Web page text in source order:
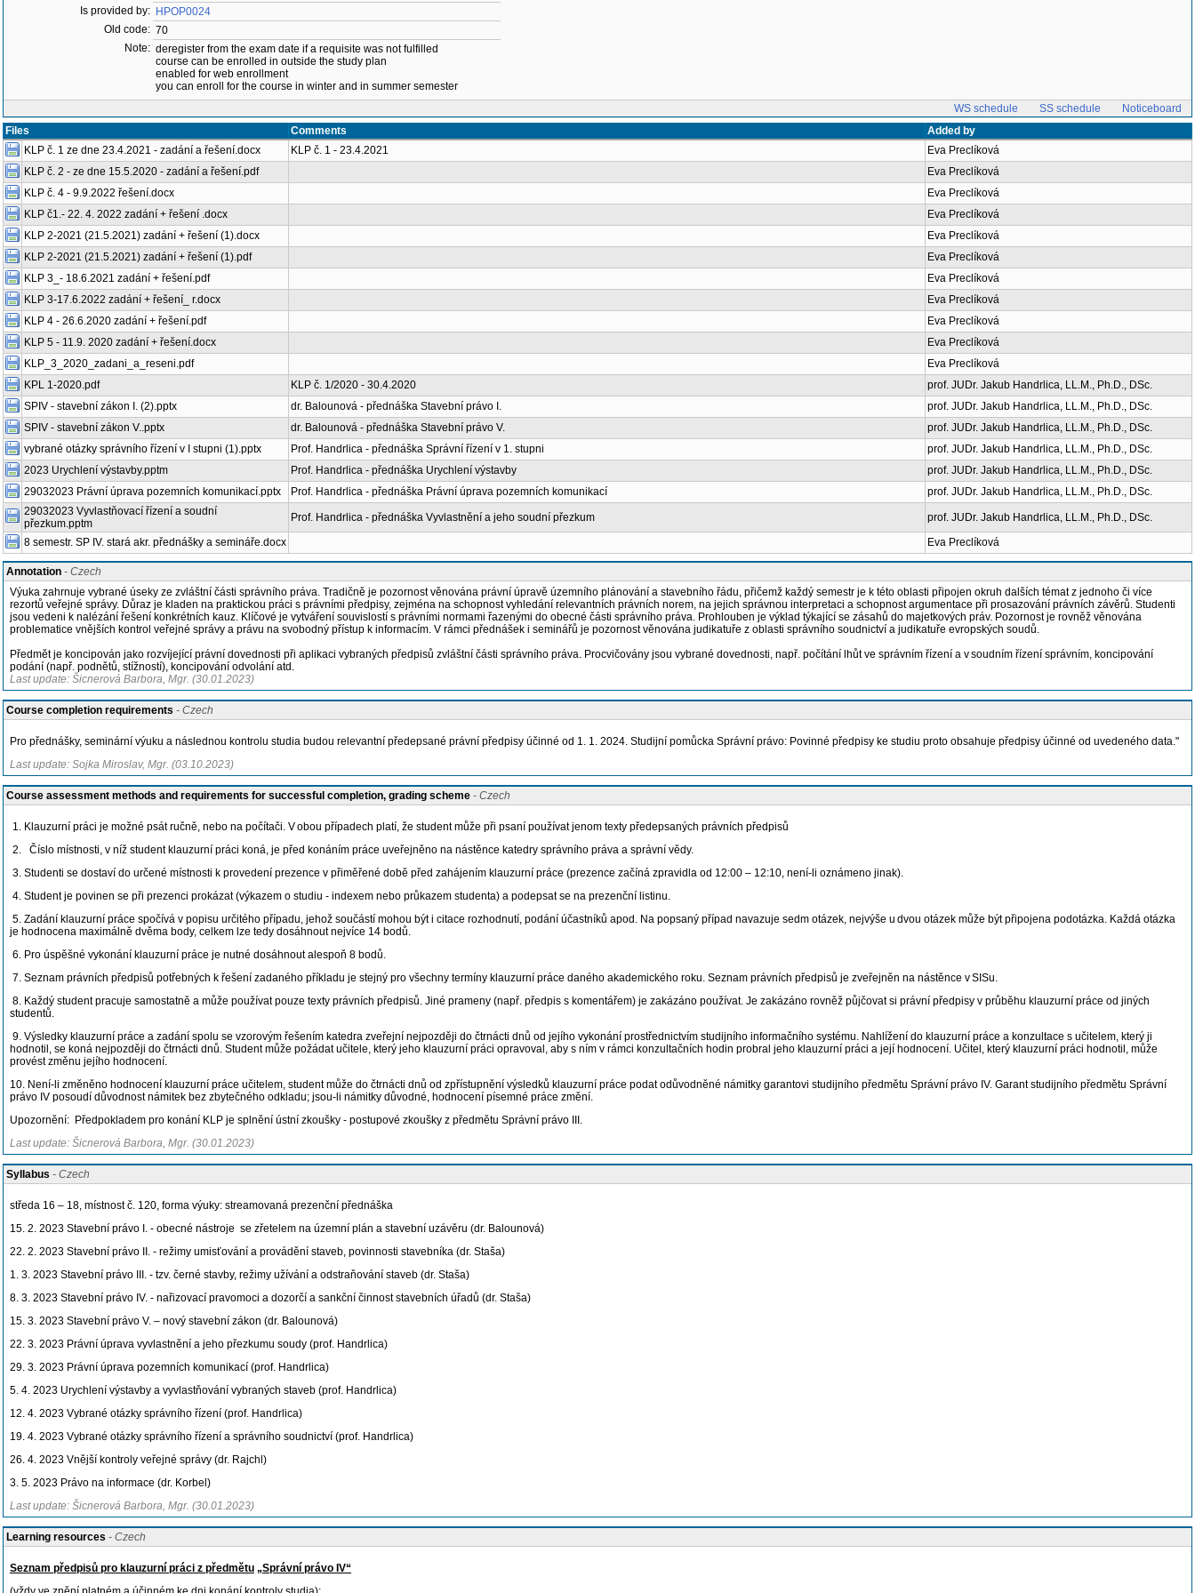
Is provided by: HPOP0024
Old code: 70
Note: deregister from the exam date if a requisite was not fulfilled
course can be enrolled in outside the study plan
enabled for web enrollment
you can enroll for the course in winter and in summer semester
WS schedule SS schedule
Noticeboard
Files
Comments
Added by
KLP č. 1 ze dne 23.4.2021 - zadání a řešení.docx
KLP č. 1 - 23.4.2021
Eva Preclíková
KLP č. 2 - ze dne 15.5.2020 - zadání a řešení.pdf
Eva Preclíková
KLP č. 4 - 9.9.2022 řešení.docx
Eva Preclíková
KLP č1.- 22. 4. 2022 zadání + řešení .docx
Eva Preclíková
KLP 2-2021 (21.5.2021) zadání + řešení (1).docx
Eva Preclíková
KLP 2-2021 (21.5.2021) zadání + řešení (1).pdf
Eva Preclíková
KLP 3_- 18.6.2021 zadání + řešení.pdf
Eva Preclíková
KLP 3-17.6.2022 zadání + řešení_ r.docx
Eva Preclíková
KLP 4 - 26.6.2020 zadání + řešení.pdf
Eva Preclíková
KLP 5 - 11.9. 2020 zadání + řešení.docx
Eva Preclíková
KLP_3_2020_zadani_a_reseni.pdf
Eva Preclíková
KPL 1-2020.pdf
KLP č. 1/2020 - 30.4.2020
prof. JUDr. Jakub Handrlica, LL.M., Ph.D., DSc.
SPIV - stavební zákon I. (2).pptx
dr. Balounová - přednáška Stavební právo I.
prof. JUDr. Jakub Handrlica, LL.M., Ph.D., DSc.
SPIV - stavební zákon V..pptx
dr. Balounová - přednáška Stavební právo V.
prof. JUDr. Jakub Handrlica, LL.M., Ph.D., DSc.
vybrané otázky správního řízení v I stupni (1).pptx
Prof. Handrlica - přednáška Správní řízení v 1. stupni
prof. JUDr. Jakub Handrlica, LL.M., Ph.D., DSc.
2023 Urychlení výstavby.pptm
Prof. Handrlica - přednáška Urychlení výstavby
prof. JUDr. Jakub Handrlica, LL.M., Ph.D., DSc.
29032023 Právní úprava pozemních komunikací.pptx
Prof. Handrlica - přednáška Právní úprava pozemních komunikací
prof. JUDr. Jakub Handrlica, LL.M., Ph.D., DSc.
29032023 Vyvlastňovací řízení a soudní
přezkum.pptm
Prof. Handrlica - přednáška Vyvlastnění a jeho soudní přezkum
prof. JUDr. Jakub Handrlica, LL.M., Ph.D., DSc.
8 semestr. SP IV. stará akr. přednášky a semináře.docx
Eva Preclíková
Annotation - Czech
Výuka zahrnuje vybrané úseky ze zvláštní části správního práva. Tradičně je pozornost věnována právní úpravě územního plánování a stavebního řádu, přičemž každý semestr je k této oblasti připojen okruh dalších témat z jednoho či více
rezortů veřejné správy. Důraz je kladen na praktickou práci s právními předpisy, zejména na schopnost vyhledání relevantních právních norem, na jejich správnou interpretaci a schopnost argumentace při prosazování právních závěrů. Studenti
jsou vedeni k nalézání řešení konkrétních kauz. Klíčové je vytváření souvislostí s právními normami řazenými do obecné části správního práva. Prohlouben je výklad týkající se zásahů do majetkových práv. Pozornost je rovněž věnována
problematice vnějších kontrol veřejné správy a právu na svobodný přístup k informacím. V rámci přednášek i seminářů je pozornost věnována judikatuře z oblasti správního soudnictví a judikatuře evropských soudů.
Předmět je koncipován jako rozvíjející právní dovednosti při aplikaci vybraných předpisů zvláštní části správního práva. Procvičovány jsou vybrané dovednosti, např. počítání lhůt ve správním řízení a v soudním řízení správním, koncipování
podání (např. podnětů, stížností), koncipování odvolání atd.
Last update: Šicnerová Barbora, Mgr. (30.01.2023)
Course completion requirements - Czech
Pro přednášky, seminární výuku a následnou kontrolu studia budou relevantní předepsané právní předpisy účinné od 1. 1. 2024. Studijní pomůcka Správní právo: Povinné předpisy ke studiu proto obsahuje předpisy účinné od uvedeného data."
Last update: Sojka Miroslav, Mgr. (03.10.2023)
Course assessment methods and requirements for successful completion, grading scheme - Czech
1. Klauzurní práci je možné psát ručně, nebo na počítači. V obou případech platí, že student může při psaní používat jenom texty předepsaných právních předpisů
2. Číslo místnosti, v níž student klauzurní práci koná, je před konáním práce uveřejněno na nástěnce katedry správního práva a správní vědy.
3. Studenti se dostaví do určené místnosti k provedení prezence v přiměřené době před zahájením klauzurní práce (prezence začíná zpravidla od 12:00 – 12:10, není-li oznámeno jinak).
4. Student je povinen se při prezenci prokázat (výkazem o studiu - indexem nebo průkazem studenta) a podepsat se na prezenční listinu.
5. Zadání klauzurní práce spočívá v popisu určitého případu, jehož součástí mohou být i citace rozhodnutí, podání účastníků apod. Na popsaný případ navazuje sedm otázek, nejvýše u dvou otázek může být připojena podotázka. Každá otázka
je hodnocena maximálně dvěma body, celkem lze tedy dosáhnout nejvíce 14 bodů.
6. Pro úspěšné vykonání klauzurní práce je nutné dosáhnout alespoň 8 bodů.
7. Seznam právních předpisů potřebných k řešení zadaného příkladu je stejný pro všechny termíny klauzurní práce daného akademického roku. Seznam právních předpisů je zveřejněn na nástěnce v SISu.
8. Každý student pracuje samostatně a může používat pouze texty právních předpisů. Jiné prameny (např. předpis s komentářem) je zakázáno používat. Je zakázáno rovněž půjčovat si právní předpisy v průběhu klauzurní práce od jiných
studentů.
9. Výsledky klauzurní práce a zadání spolu se vzorovým řešením katedra zveřejní nejpozději do čtrnácti dnů od jejího vykonání prostřednictvím studijního informačního systému. Nahlížení do klauzurní práce a konzultace s učitelem, který ji
hodnotil, se koná nejpozději do čtrnácti dnů. Student může požádat učitele, který jeho klauzurní práci opravoval, aby s ním v rámci konzultačních hodin probral jeho klauzurní práci a její hodnocení. Učitel, který klauzurní práci hodnotil, může
provést změnu jejího hodnocení.
10. Není-li změněno hodnocení klauzurní práce učitelem, student může do čtrnácti dnů od zpřístupnění výsledků klauzurní práce podat odůvodněné námitky garantovi studijního předmětu Správní právo IV. Garant studijního předmětu Správní
právo IV posoudí důvodnost námitek bez zbytečného odkladu; jsou-li námitky důvodné, hodnocení písemné práce změní.
Upozornění: Předpokladem pro konání KLP je splnění ústní zkoušky - postupové zkoušky z předmětu Správní právo III.
Last update: Šicnerová Barbora, Mgr. (30.01.2023)
Syllabus - Czech
středa 16 – 18, místnost č. 120, forma výuky: streamovaná prezenční přednáška
15. 2. 2023 Stavební právo I. - obecné nástroje se zřetelem na územní plán a stavební uzávěru (dr. Balounová)
22. 2. 2023 Stavební právo II. - režimy umisťování a provádění staveb, povinnosti stavebníka (dr. Staša)
1. 3. 2023 Stavební právo III. - tzv. černé stavby, režimy užívání a odstraňování staveb (dr. Staša)
8. 3. 2023 Stavební právo IV. - nařizovací pravomoci a dozorčí a sankční činnost stavebních úřadů (dr. Staša)
15. 3. 2023 Stavební právo V. – nový stavební zákon (dr. Balounová)
22. 3. 2023 Právní úprava vyvlastnění a jeho přezkumu soudy (prof. Handrlica)
29. 3. 2023 Právní úprava pozemních komunikací (prof. Handrlica)
5. 4. 2023 Urychlení výstavby a vyvlastňování vybraných staveb (prof. Handrlica)
12. 4. 2023 Vybrané otázky správního řízení (prof. Handrlica)
19. 4. 2023 Vybrané otázky správního řízení a správního soudnictví (prof. Handrlica)
26. 4. 2023 Vnější kontroly veřejné správy (dr. Rajchl)
3. 5. 2023 Právo na informace (dr. Korbel)
Last update: Šicnerová Barbora, Mgr. (30.01.2023)
Learning resources - Czech
Seznam předpisů pro klauzurní práci z předmětu „Správní právo IV“